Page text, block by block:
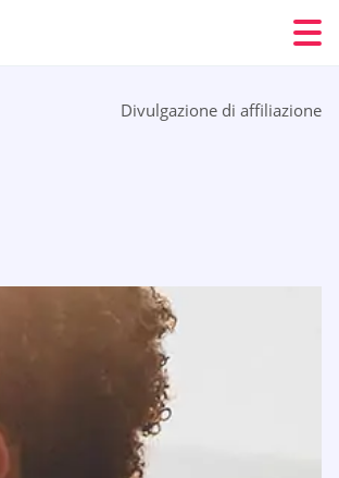
Divulgazione di affiliazione